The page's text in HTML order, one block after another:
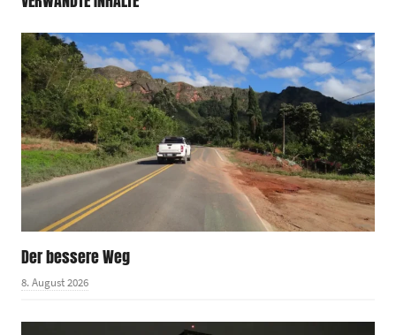
Der bessere Weg
8. August 2026